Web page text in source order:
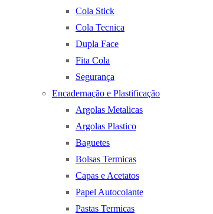
Cola Stick
Cola Tecnica
Dupla Face
Fita Cola
Segurança
Encadernação e Plastificação
Argolas Metalicas
Argolas Plastico
Baguetes
Bolsas Termicas
Capas e Acetatos
Papel Autocolante
Pastas Termicas